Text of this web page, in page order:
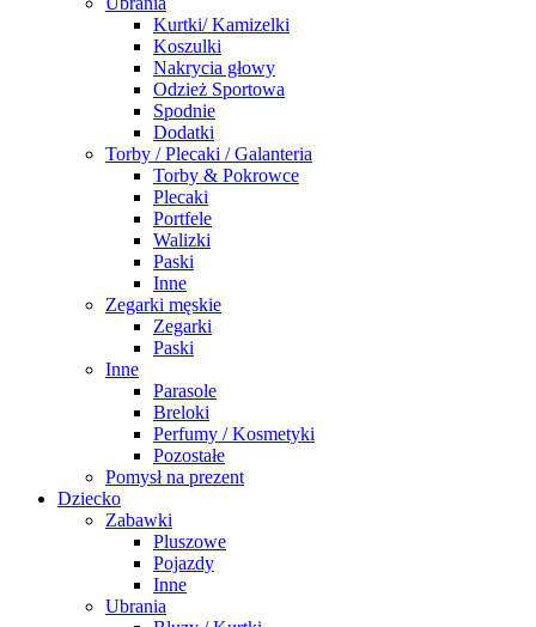
Kurtki/ Kamizelki
Koszulki
Nakrycia głowy
Odzież Sportowa
Spodnie
Dodatki
Torby / Plecaki / Galanteria
Torby & Pokrowce
Plecaki
Portfele
Walizki
Paski
Inne
Zegarki męskie
Zegarki
Paski
Inne
Parasole
Breloki
Perfumy / Kosmetyki
Pozostałe
Pomysł na prezent
Dziecko
Zabawki
Pluszowe
Pojazdy
Inne
Ubrania